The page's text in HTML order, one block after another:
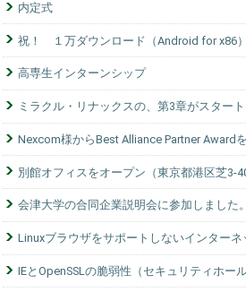
内定式
祝！ １万ダウンロード（Android for x86）
高専生インターンシップ
ミラクル・リナックスの、第3章がスタート
Nexcom様からBest Alliance Partner Award
別館オフィスをオープン（東京都港区芝3-
会津大学の合同企業説明会に参加しました。
Linuxブラウザをサポートしないインターネ
IEとOpenSSLの脆弱性（セキュリティホール